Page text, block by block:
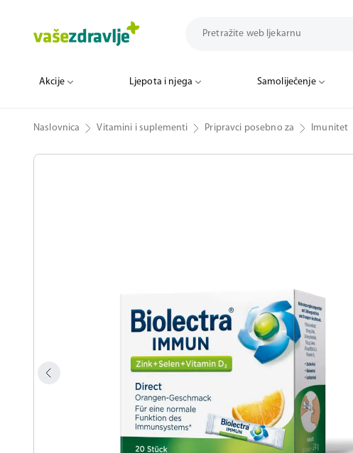
Akcije Ljepota i njega Samoliječenje
Naslovnica Vitamini i suplementi Pripravci posebno za Imunitet